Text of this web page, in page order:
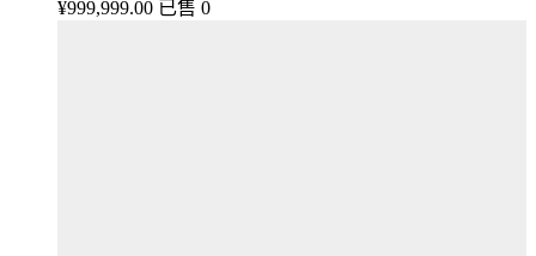
¥999,999.00 已售 0